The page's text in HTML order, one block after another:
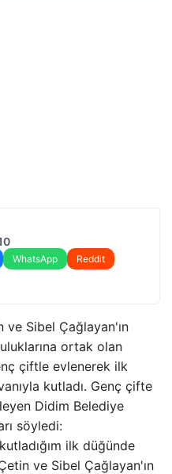
WhatsApp
Reddit
ve Sibel Çağlayan'ın
ortak olan
çiftle evlenerek ilk
kutladı. Genç çifte
Didim Belediye
söyledi:
ilk düğünde
ve Sibel Çağlayan'ın